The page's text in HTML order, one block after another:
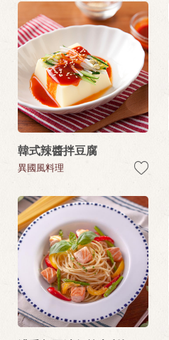
韓式辣醬拌豆腐
異國風料理